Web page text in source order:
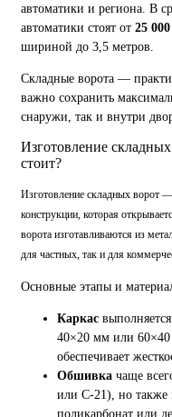
автоматики и региона. В
автоматики стоят от 25
шириной до 3,5 метров.
Складные ворота —
важно сохранить
снаружи, так и внутри
Изготовление
стоит?
Изготовление складных ворот
конструкции, которая
ворота изготавливаются из
для частных, так и для
Основные этапы и
Каркас
40×20 мм или
обеспечивает
Обшивка чаще
или С-21), но также
поликарбонат или